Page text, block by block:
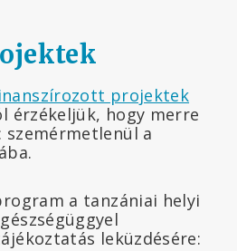
projektek
érzékeljük, hogy merre
a
a tanzániai helyi
leküzdésére: